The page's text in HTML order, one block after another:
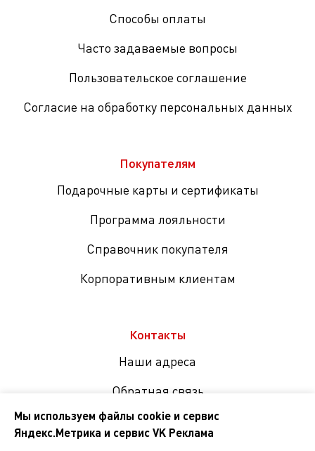
Способы оплаты
Часто задаваемые вопросы
Пользовательское соглашение
Согласие на обработку персональных данных
Покупателям
Подарочные карты и сертификаты
Программа лояльности
Справочник покупателя
Корпоративным клиентам
Контакты
Наши адреса
Обратная связь
Мы используем файлы cookie и сервис
Яндекс.Метрика и сервис VK Реклама